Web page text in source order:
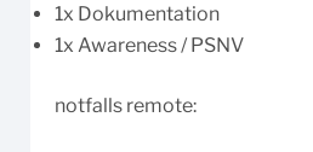
1x Dokumentation
1x Awareness / PSNV
notfalls remote: